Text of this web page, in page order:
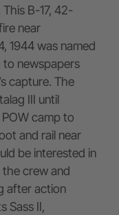
B-17, 42-
near
1944 was named
to newspapers
capture. The
III until
camp to
and rail near
be interested in
crew and
after action
Sass II,